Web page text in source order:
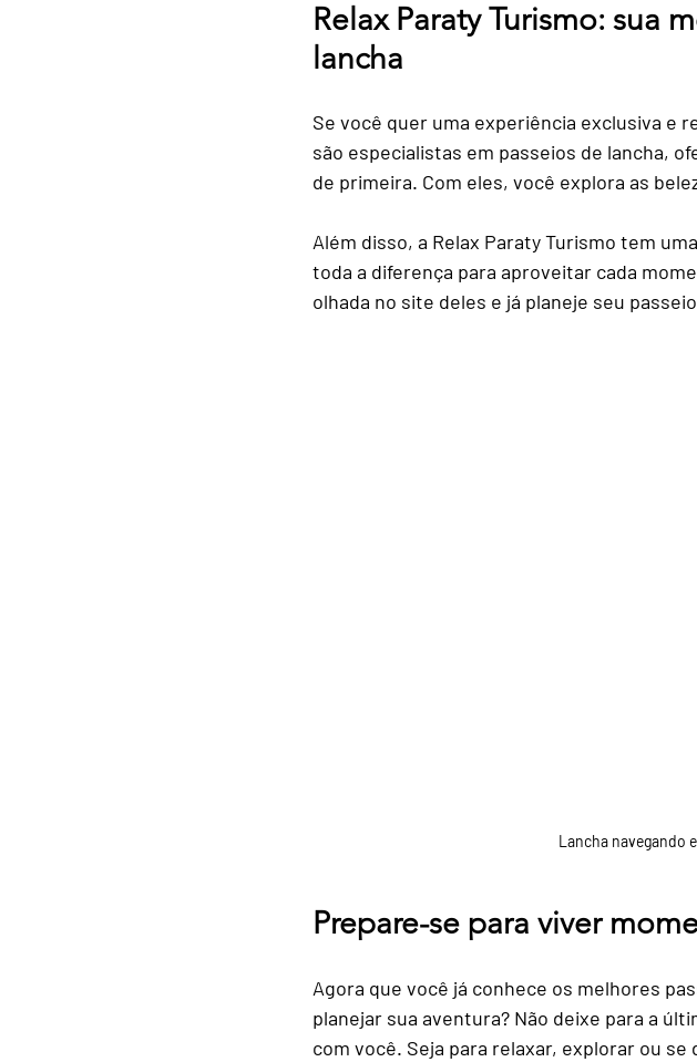
Relax Paraty Turismo: sua
lancha
Se você quer uma experiência exclusiva e
são especialistas em passeios de lancha,
de primeira. Com eles, você explora as
Além disso, a Relax Paraty Turismo tem
toda a diferença para aproveitar cada
olhada no site deles e já planeje seu
Lancha navegando
Prepare-se para viver
Agora que você já conhece os melhores
planejar sua aventura? Não deixe para a
com você. Seja para relaxar, explorar ou